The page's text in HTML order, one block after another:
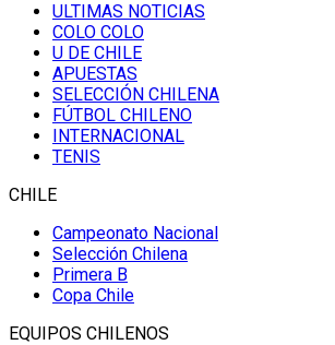
ULTIMAS NOTICIAS
COLO COLO
U DE CHILE
APUESTAS
SELECCIÓN CHILENA
FÚTBOL CHILENO
INTERNACIONAL
TENIS
CHILE
Campeonato Nacional
Selección Chilena
Primera B
Copa Chile
EQUIPOS CHILENOS